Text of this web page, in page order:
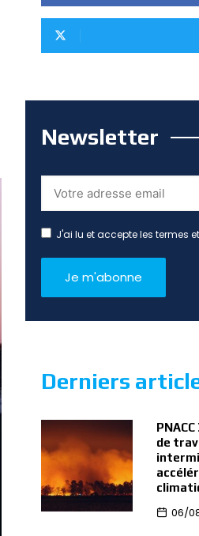
Newsletter
J'ai lu et accepte les termes
Derniers
de
06/